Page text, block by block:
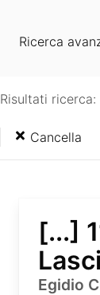
Ricerca
Risultati ricerca:
Cancella
[...]
Egidio